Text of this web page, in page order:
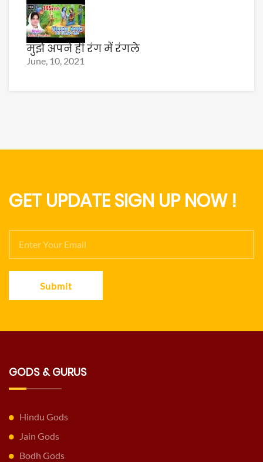
मुझे अपने ही रंग में रंगले
June, 10, 2021
GET UPDATE SIGN UP NOW !
Submit
GODS & GURUS
Hindu Gods
Jain Gods
Bodh Gods